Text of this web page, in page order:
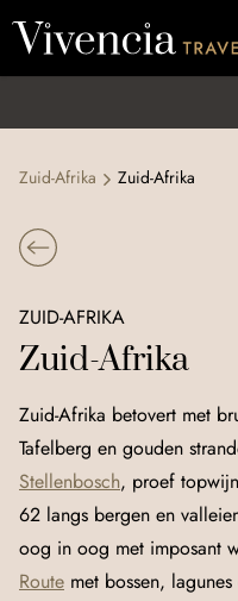
Zuid-Afrika Zuid-Afrika
ZUID-AFRIKA
Zuid-Afrika
Zuid‑Afrika betovert met
Tafelberg en gouden
Stellenbosch, proef
62 langs bergen en
oog in oog met imposant
Route met bossen,